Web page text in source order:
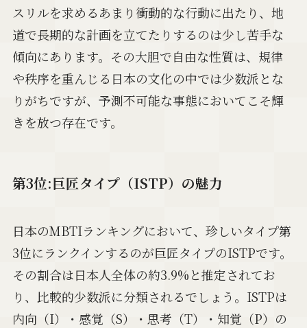
スリルを求めるあまり衝動的な行動に出たり、地
道で長期的な計画を立てたりするのは少し苦手な
傾向にあります。その大胆で自由な性質は、規律
や秩序を重んじる日本の文化の中では少数派とな
りがちですが、予測不可能な事態においてこそ輝
きを放つ存在です。
第3位:巨匠タイプ（ISTP）の魅力
日本のMBTIランキングにおいて、珍しいタイプ第
3位にランクインするのが巨匠タイプのISTPです。
その割合は日本人全体の約3.9%と推定されてお
り、比較的少数派に分類されるでしょう。ISTPは
内向（I）・感覚（S）・思考（T）・知覚（P）の